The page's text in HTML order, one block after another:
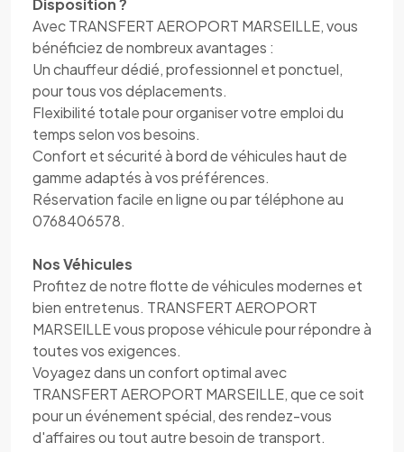
Disposition ?
Avec TRANSFERT AEROPORT MARSEILLE, vous
bénéficiez de nombreux avantages :
Un chauffeur dédié, professionnel et ponctuel,
pour tous vos déplacements.
Flexibilité totale pour organiser votre emploi du
temps selon vos besoins.
Confort et sécurité à bord de véhicules haut de
gamme adaptés à vos préférences.
Réservation facile en ligne ou par téléphone au
0768406578.
Nos Véhicules
Profitez de notre flotte de véhicules modernes et
bien entretenus. TRANSFERT AEROPORT
MARSEILLE vous propose véhicule pour répondre à
toutes vos exigences.
Voyagez dans un confort optimal avec
TRANSFERT AEROPORT MARSEILLE, que ce soit
pour un événement spécial, des rendez-vous
d'affaires ou tout autre besoin de transport.